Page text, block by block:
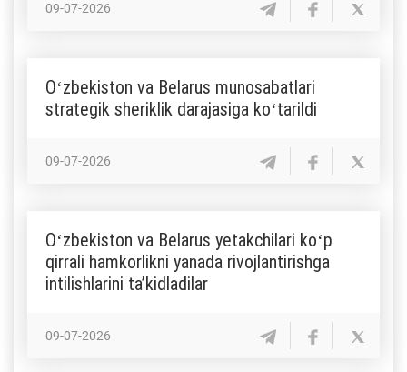
09-07-2026
Oʻzbekiston va Belarus munosabatlari
strategik sheriklik darajasiga koʻtarildi
09-07-2026
Oʻzbekiston va Belarus yetakchilari koʻp
qirrali hamkorlikni yanada rivojlantirishga
intilishlarini taʼkidladilar
09-07-2026